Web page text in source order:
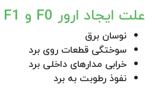
علت ایجاد ارور F0 و F1
نوسان برق
سوختگی قطعات روی برد
خرابی مدارهای داخلی برد
نفوذ رطوبت به برد